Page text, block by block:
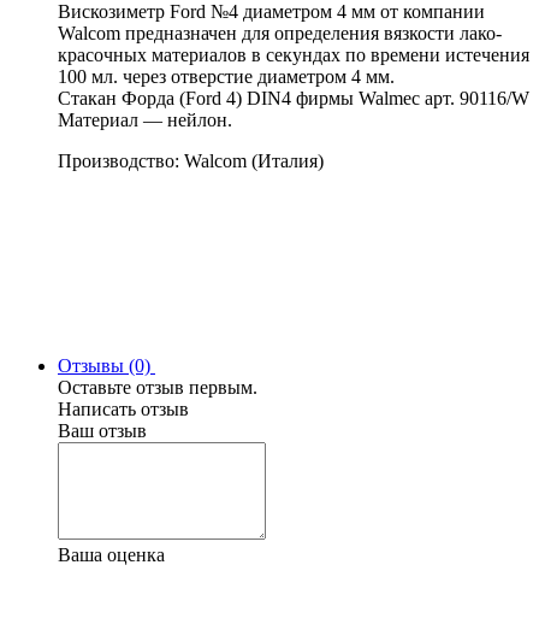
Вискозиметр Ford №4 диаметром 4 мм от компании
Walcom предназначен для определения вязкости лако-
красочных материалов в секундах по времени истечения
100 мл. через отверстие диаметром 4 мм.
Стакан Форда (Ford 4) DIN4 фирмы Walmec арт. 90116/W
Материал — нейлон.
Производство: Walcom (Италия)
Отзывы (0)
Оставьте отзыв первым.
Написать отзыв
Ваш отзыв
Ваша оценка